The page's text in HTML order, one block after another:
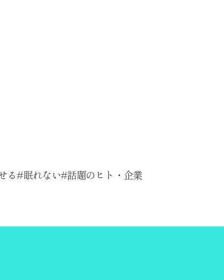
る 眠れない 話題のヒト・企業